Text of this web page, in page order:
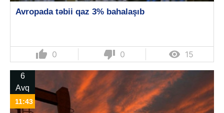
Avropada təbii qaz 3% bahalaşıb
thumb_up 0 thumb_down 0  15
6
Avq
11:43